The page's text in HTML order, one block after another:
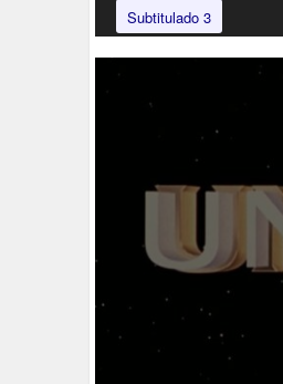
Subtitulado 3